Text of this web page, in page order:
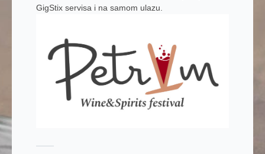
GigStix servisa i na samom ulazu.